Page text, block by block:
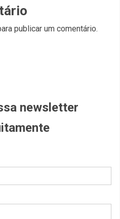
publicar um comentário.
newsletter